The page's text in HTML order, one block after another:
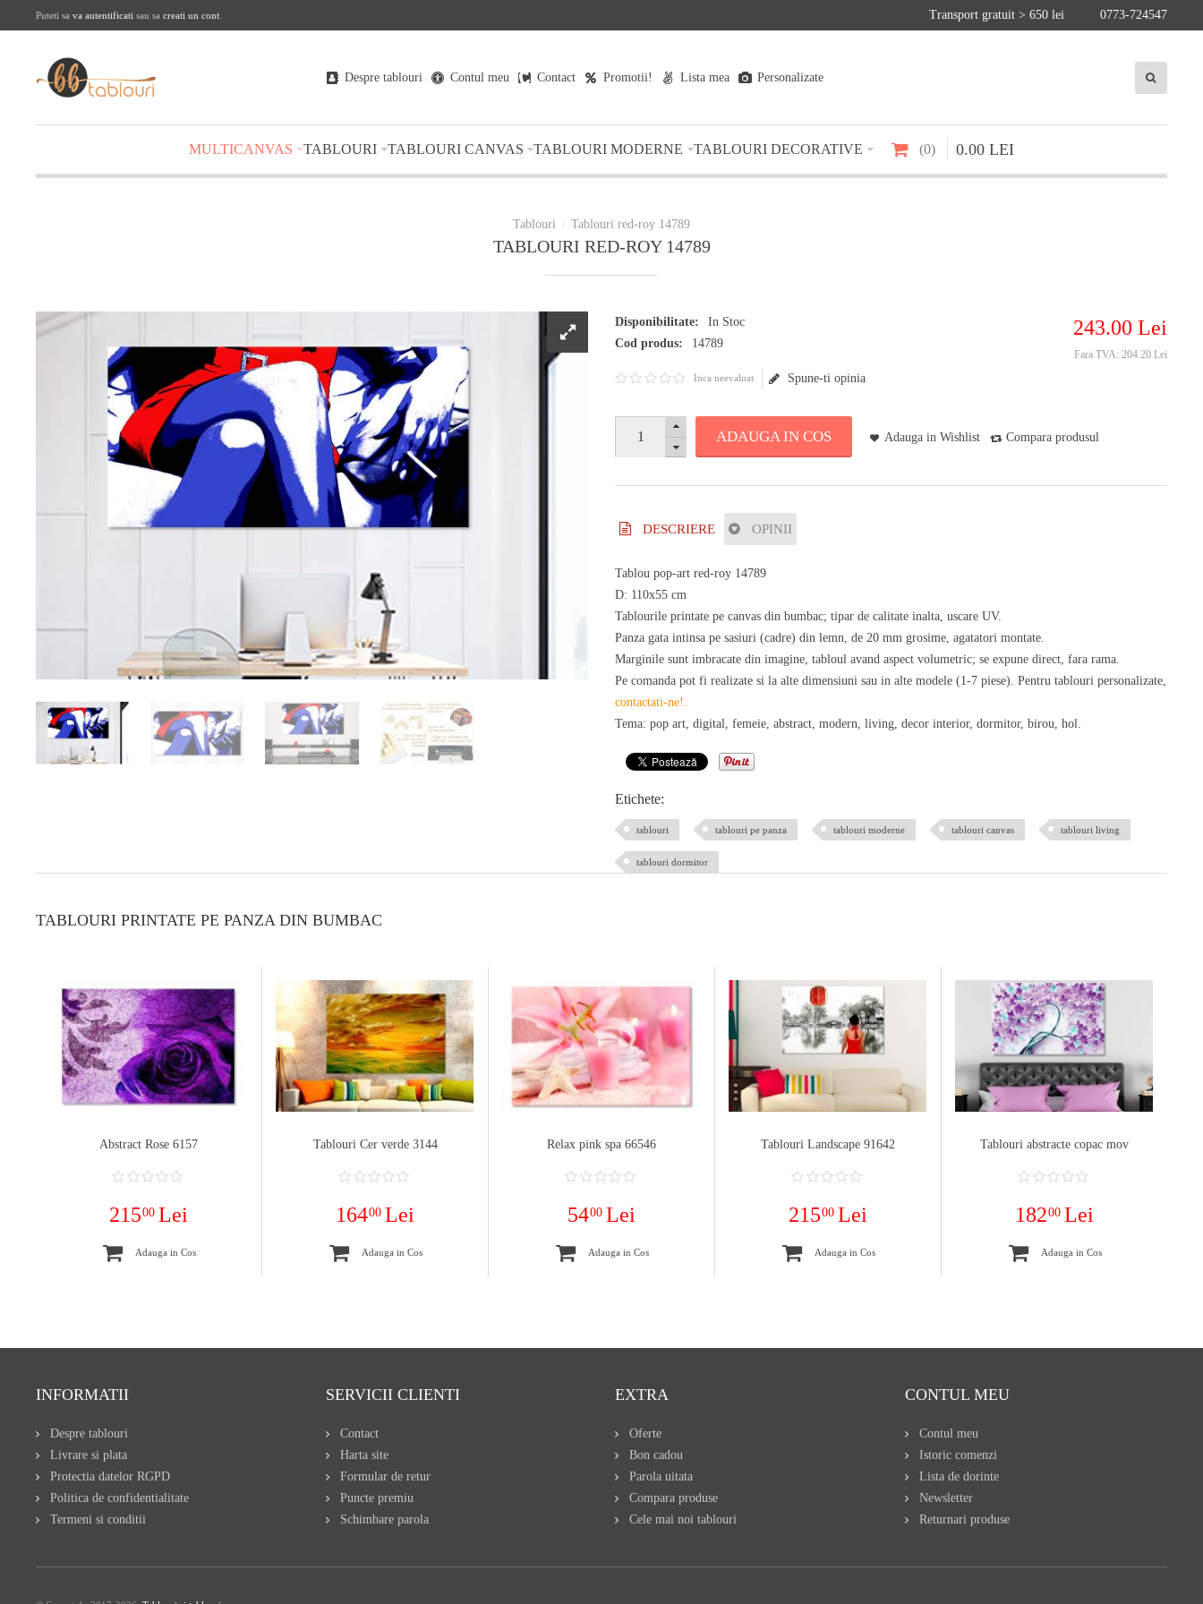
Puteti sa va autentificati sau sa creati un cont Transport gratuit > 650 lei 0773-724547
Despre tablouri Contul meu Contact Promotii! Lista mea Personalizate
MULTICANVAS TABLOURI TABLOURI CANVAS TABLOURI MODERNE TABLOURI DECORATIVE 0 0.00 LEI
Tablouri red-roy 14789
TABLOURI RED-ROY 14789
Disponibilitate:
In Stoc
Cod produs:
14789
243.00 Lei
Fara TVA: 204.20 Lei
Inca neevaluat Spune-ti opinia
ADAUGA IN COS Adauga in Wishlist Compara produsul
DESCRIERE OPINII
Tablou pop-art red-roy 14789
D: 110x55 cm
Tablourile printate pe canvas din bumbac; tipar de calitate inalta, uscare UV.
Panza gata intinsa pe sasiuri (cadre) din lemn, de 20 mm grosime, agatatori montate.
Marginile sunt imbracate din imagine, tabloul avand aspect volumetric; se expune direct, fara rama.
Pe comanda pot fi realizate si la alte dimensiuni sau in alte modele (1-7 piese). Pentru tablouri personalizate,
contactati-ne! .
Tema: pop art, digital, femeie, abstract, modern, living, decor interior, dormitor, birou, hol.
Etichete:
tablouri tablouri pe panza tablouri moderne tablouri canvas tablouri living
tablouri dormitor
TABLOURI PRINTATE PE PANZA DIN BUMBAC
Abstract Rose 6157
21500 Lei
Adauga in Cos
Tablouri Cer verde 3144
16400 Lei
Adauga in Cos
Relax pink spa 66546
5400 Lei
Adauga in Cos
Tablouri Landscape 91642
21500 Lei
Adauga in Cos
Tablouri abstracte copac mov
18200 Lei
Adauga in Cos
INFORMATII
Despre tablouri
Livrare si plata
Protectia datelor RGPD
Politica de confidentialitate
Termeni si conditii
SERVICII CLIENTI
Contact
Harta site
Formular de retur
Puncte premiu
Schimbare parola
EXTRA
Oferte
Bon cadou
Parola uitata
Compara produse
Cele mai noi tablouri
CONTUL MEU
Contul meu
Istoric comenzi
Lista de dorinte
Newsletter
Returnari produse